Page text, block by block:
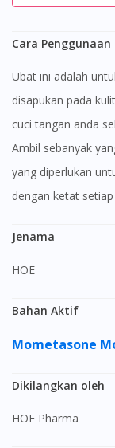
Cara Penggunaan
Ubat ini adalah untuk kegunaan luaran sahaja. Ia hanya boleh
disapukan pada
cuci tangan anda
Ambil sebanyak
yang diperlukan
dengan ketat
Jenama
HOE
Bahan Aktif
Mometasone
Dikilangkan oleh
HOE Pharma